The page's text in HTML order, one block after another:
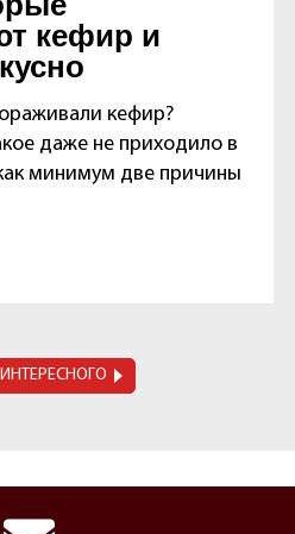
кефир и
кефир?
даже не приходило в
минимум две причины